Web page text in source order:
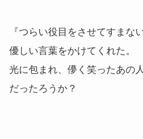
『つらい役目をさせてすまな
優しい言葉をかけてくれた。
光に包まれ、儚く笑ったあの
だったろうか？